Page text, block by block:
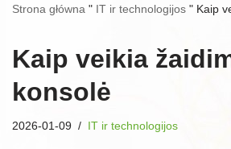
Strona główna " IT ir technologijos " Kaip
Kaip veikia
konsolė
2026-01-09 IT ir technologijos